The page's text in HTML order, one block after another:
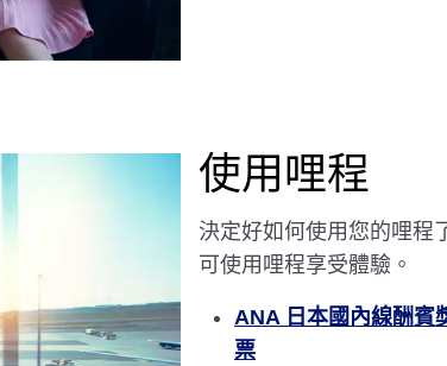
使用哩程
決定好如何使用您的哩程
可使用哩程享受體驗。
ANA 日本國內線酬賓
票